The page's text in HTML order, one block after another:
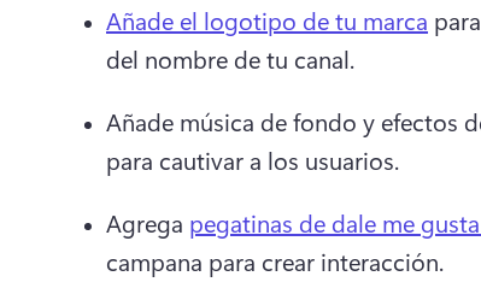
Añade el logotipo de tu marca
del nombre de tu canal.
Añade música de fondo y efectos
para cautivar a los usuarios.
Agrega pegatinas de dale me
campana para crear interacción.